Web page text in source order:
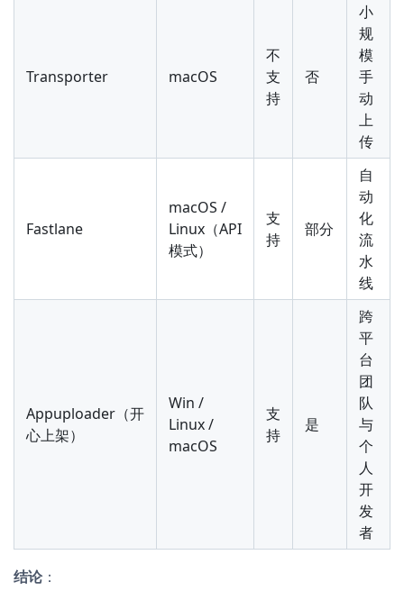
Transporter macOS
不
支
持
否
小
规
模
手
动
上
传
Fastlane
macOS /
Linux（API
模式）
支
持
部分
自
动
化
流
水
线
Appuploader（开
心上架）
Win /
Linux /
macOS
支
持
是
跨
平
台
团
队
与
个
人
开
发
者
结论：